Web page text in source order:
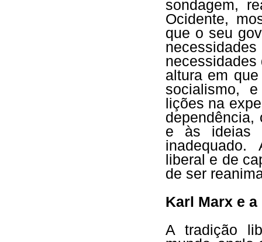
sondagem,
Ocidente,
que o seu
necessidades
altura em
socialismo,
lições na
dependência,
e às ideias
liberal e de
de ser
Karl Marx e
A tradição